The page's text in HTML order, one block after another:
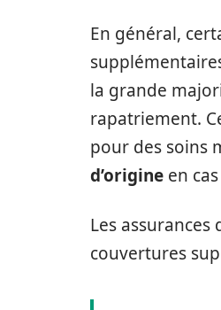
En général,
la grande
rapatriement.
pour des soins
d’origine en
Les
couvertures